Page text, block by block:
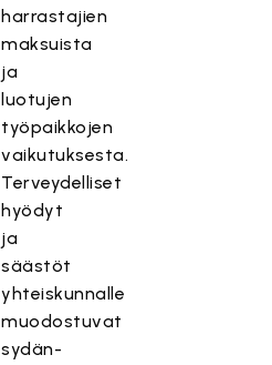
harrastajien
maksuista
ja
luotujen
työpaikkojen
vaikutuksesta.
Terveydelliset
hyödyt
ja
säästöt
yhteiskunnalle
muodostuvat
sydän-